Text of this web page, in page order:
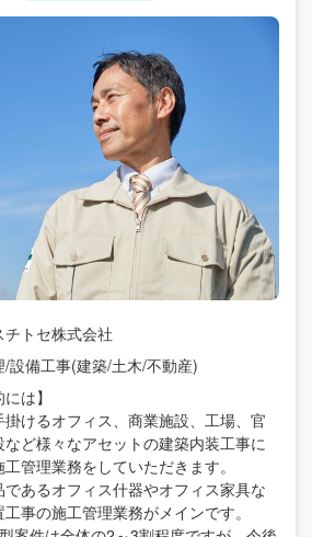
チトセ株式会社
/設備工事(建築/土木/不動産)
は】
掛けるオフィス、商業施設、工場、官
など様々なアセットの建築内装工事に
管理業務をしていただきます。
であるオフィス什器やオフィス家具な
工事の施工管理業務がメインです。